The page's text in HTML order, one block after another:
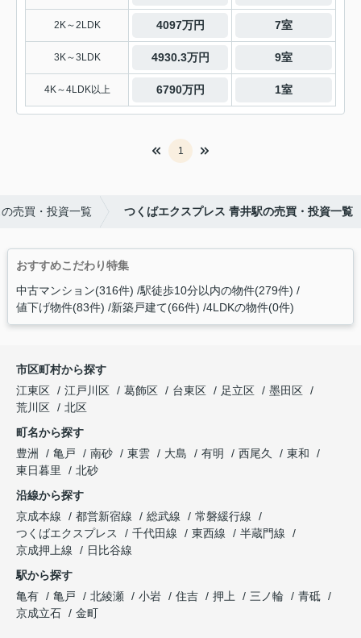
2K～2LDK 4097万円 7室
3K～3LDK 4930.3万円 9室
4K～4LDK以上 6790万円 1室
1
売買・投資一覧 つくばエクスプレス 青井駅の売買・投資一覧
おすすめこだわり特集
中古マンション(316件) 駅徒歩10分以内の物件(279件)
値下げ物件(83件) 新築戸建て(66件) 4LDKの物件(0件)
市区町村から探す
江東区
江戸川区 葛飾区 台東区 足立区
墨田区
荒川区
北区
町名から探す
豊洲
亀戸 南砂 東雲 大島 有明 西尾久
東和
東日暮里
北砂
沿線から探す
京成本線
都営新宿線 総武線
常磐緩行線
つくばエクスプレス
千代田線 東西線
半蔵門線
京成押上線
日比谷線
駅から探す
亀有
亀戸 北綾瀬 小岩 住吉 押上 三ノ輪
青砥
京成立石
金町